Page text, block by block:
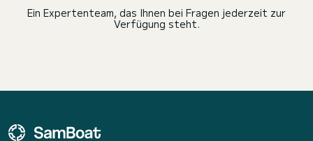
Ein Expertenteam, das Ihnen bei Fragen jederzeit zur
Verfügung steht.